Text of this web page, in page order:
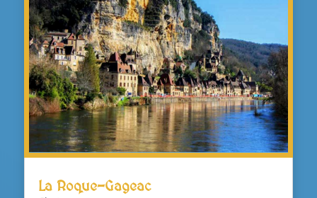
La Roque-Gageac